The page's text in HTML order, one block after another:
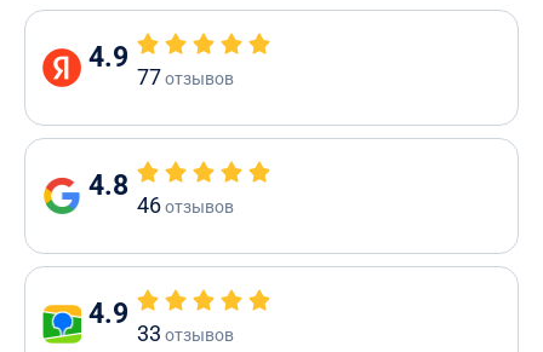
4.9
77отзывов
4.8
46отзывов
4.9
33 отзывов